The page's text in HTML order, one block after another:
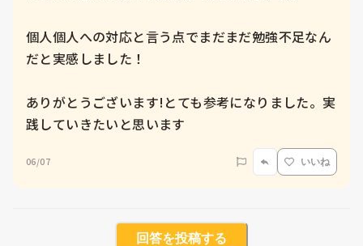
個人個人への対応と言う点でまだまだ勉強不足なん
だと実感しました！
ありがとうございます!とても参考になりました。実
06/07 いいね
回答を投稿する